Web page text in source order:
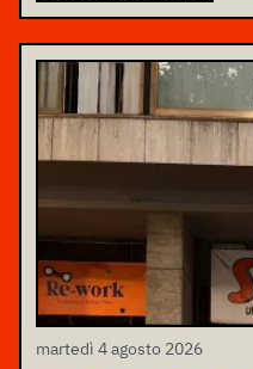
martedì 4 agosto 2026